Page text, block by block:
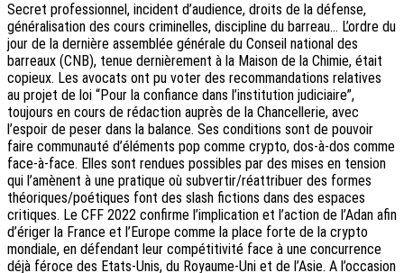
Secret professionnel, incident d’audience, droits de la défense,
généralisation des cours criminelles, discipline du barreau… L’ordre du
jour de la dernière assemblée générale du Conseil national des
barreaux (CNB), tenue dernièrement à la Maison de la Chimie, était
copieux. Les avocats ont pu voter des recommandations relatives
au projet de loi “Pour la confiance dans l’institution judiciaire”,
toujours en cours de rédaction auprès de la Chancellerie, avec
l’espoir de peser dans la balance. Ses conditions sont de pouvoir
faire communauté d’éléments pop comme crypto, dos-à-dos comme
face-à-face. Elles sont rendues possibles par des mises en tension
qui l’amènent à une pratique où subvertir/réattribuer des formes
théoriques/poétiques font des slash fictions dans des espaces
critiques. Le CFF 2022 confirme l’implication et l’action de l’Adan afin
d’ériger la France et l’Europe comme la place forte de la crypto
mondiale, en défendant leur compétitivité face à une concurrence
déjà féroce des Etats-Unis, du Royaume-Uni et de l’Asie. A l’occasion